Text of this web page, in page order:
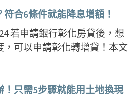
合6條件就能降息增額！
若申請銀行彰化房貸後，想
，可以申請彰化轉增貸！本文
！只需5步驟就能用土地換現